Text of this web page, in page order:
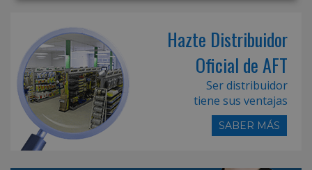
Hazte Distribuidor
Oficial de AFT
Ser distribuidor
tiene sus ventajas
SABER MÁS